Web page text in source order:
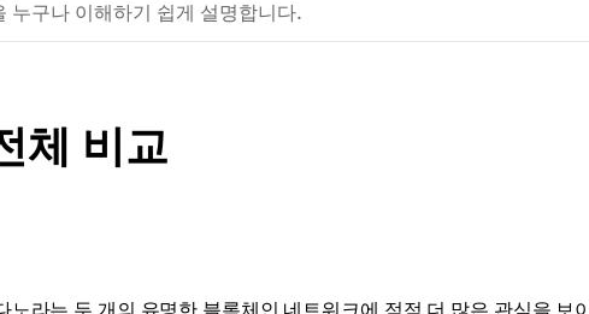
누구나 이해하기 쉽게 설명합니다.
체 비교
라는 두 개의 유명한 블록체인 네트워크에 점점 더 많은 관심을 보